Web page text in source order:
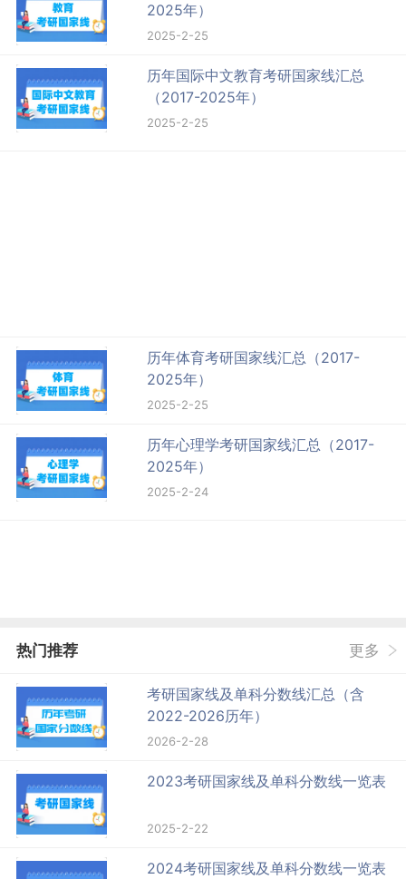
2025年）
2025-2-25
历年国际中文教育考研国家线汇总
（2017-2025年）
2025-2-25
历年体育考研国家线汇总（2017-
2025年）
2025-2-25
历年心理学考研国家线汇总（2017-
2025年）
2025-2-24
热门推荐 更多
考研国家线及单科分数线汇总（含
2022-2026历年）
2026-2-28
2023考研国家线及单科分数线一览表
2025-2-22
2024考研国家线及单科分数线一览表